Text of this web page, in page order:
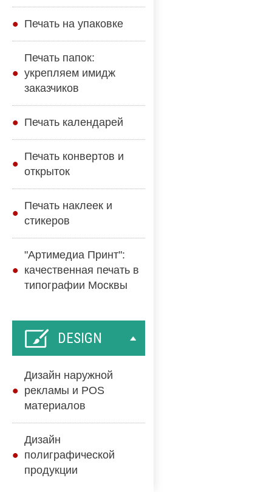
Печать на упаковке
Печать папок:
укрепляем имидж
заказчиков
Печать календарей
Печать конвертов и
открыток
Печать наклеек и
стикеров
"Артимедиа Принт":
качественная печать в
типографии Москвы
DESIGN
Дизайн наружной
рекламы и POS
материалов
Дизайн
полиграфической
продукции